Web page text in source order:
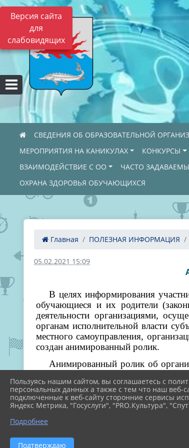
Версия сайта
для
слабовидящих
СВЕДЕНИЯ ОБ ОБРАЗОВАТЕЛЬНОЙ
МЕРОПРИЯТИЯ НА КАНИКУЛАХ
КОНКУРСЫ
ВЗАИМОДЕЙСТВИЕ С ОО
ЧАСТО
ОХРАНА ЗДОРОВЬЯ ОБУЧАЮЩИХСЯ
Главная ПОЛЕЗНАЯ ИНФОРМАЦИЯ
05.02.2021 15:09
В целях информирования
обучающиеся и их родители
деятельности организациями,
органам исполнительной власти
местного самоуправления,
создан анимированный ролик.
Анимированный ролик об
(подраздел «Независимая
education/),доступен для просмотра и
Пользуясь нашим сайтом, вы соглашаетесь с
персональных данных а также с тем что наш веб-
подключенные к веб-сайту сторонние сервисы
Яндекс Метрика, "Госуслуги", "PRO.Культура",
Подробнее
Подтверждаю